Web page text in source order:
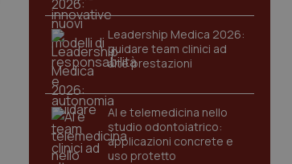
Leadership Medica 2026:
guidare team clinici ad
alte prestazioni
AI e telemedicina nello
studio odontoiatrico:
applicazioni concrete e
uso protetto